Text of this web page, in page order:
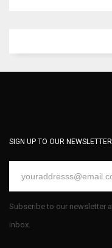
SIGN UP TO OUR NEWSLETTER
Subscribe to our newsletter
inbox.